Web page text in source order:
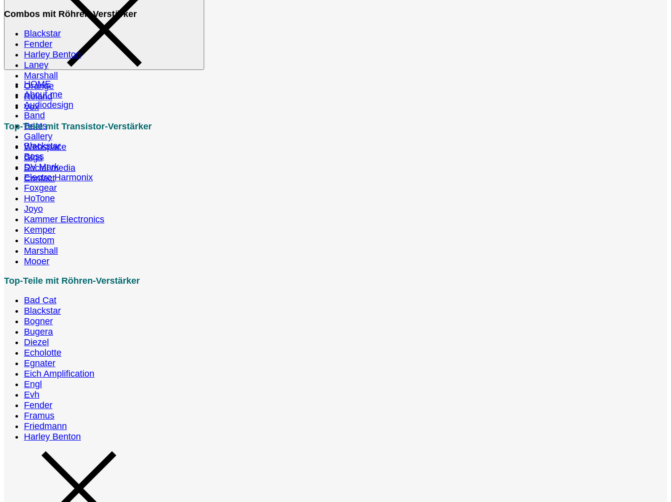
HOME
About me
Audiodesign
Band
Beats
Gallery
Webspace
Gigs
Social media
Contact
Combos mit Röhren-Verstärker
Blackstar
Fender
Harley Benton
Laney
Marshall
Orange
Roland
Vox
Top-Teile mit Transistor-Verstärker
Blackstar
Boss
DV Mark
Electro Harmonix
Foxgear
HoTone
Joyo
Kammer Electronics
Kemper
Kustom
Marshall
Mooer
Top-Teile mit Röhren-Verstärker
Bad Cat
Blackstar
Bogner
Bugera
Diezel
Echolotte
Egnater
Eich Amplification
Engl
Evh
Fender
Framus
Friedmann
Harley Benton